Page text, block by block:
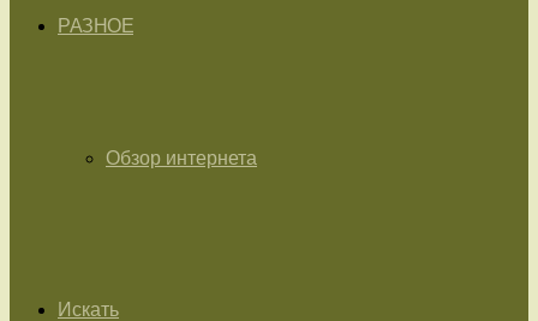
РАЗНОЕ
Обзор интернета
Искать